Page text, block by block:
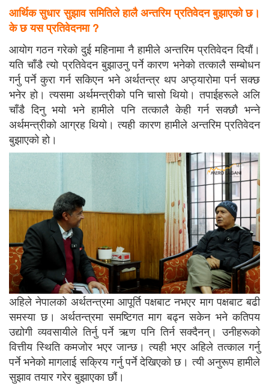
आर्थिक सुधार सुझाव समितिले हालै अन्तरिम प्रतिवेदन बुझाएको छ।
के छ यस प्रतिवेदनमा?
आयोग गठन गरेको दुई महिनामा नै हामीले अन्तरिम प्रतिवेदन दियौं।
यति चाँडै त्यो प्रतिवेदन बुझाउनु पर्ने कारण भनेको तत्कालै सम्बोधन
गर्नु पर्ने कुरा गर्न सकिएन भने अर्थतन्त्र थप अप्ठ्यारोमा पर्न सक्छ
भनेर हो। त्यसमा अर्थमन्त्रीको पनि चासो थियो। तपाईहरूले अलि
चाँडै दिनु भयो भने हामीले पनि तत्कालै केही गर्न सक्छौ भन्ने
अर्थमन्त्रीको आग्रह थियो। त्यही कारण हामीले अन्तरिम प्रतिवेदन
बुझाएको हो।
अहिले नेपालको अर्थतन्त्रमा आपूर्ति पक्षबाट नभएर माग पक्षबाट बढी
समस्या छ। अर्थतन्त्रमा समष्टिगत माग बढ्न सकेन भने कतिपय
उद्योगी व्यवसायीले तिर्नु पर्ने ऋण पनि तिर्न सक्दैनन्। उनीहरूको
वित्तीय स्थिति कमजोर भएर जान्छ। त्यही भएर अहिले तत्काल गर्नु
पर्ने भनेको मागलाई सक्रिय गर्नु पर्ने देखिएको छ। त्यी अनुरूप हामीले
सुझाव तयार गरेर बुझाएका छौं।